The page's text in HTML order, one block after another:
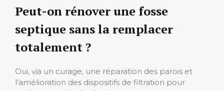
Peut-on rénover une fosse
septique sans la remplacer
totalement ?
Oui, via un curage, une réparation des parois et
l’amélioration des dispositifs de filtration pour